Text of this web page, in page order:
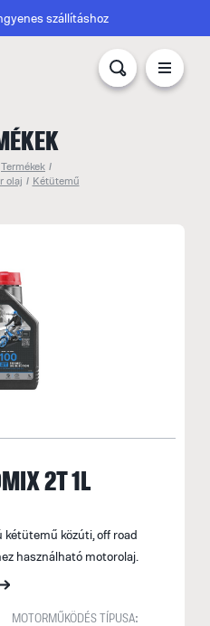
szállításhoz
Termékek /
olaj / Kétütemű
2T 1L
közúti, off road
használható motorolaj.
MOTORMŰKÖDÉS TÍPUSA: